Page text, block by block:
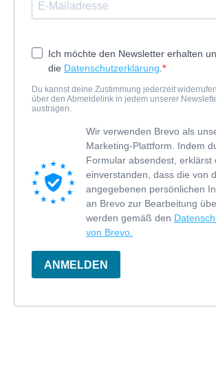
Ich möchte den Newsletter erhalten
die Datenschutzerklärung
Du kannst deine Zustimmung jederzeit
über den Abmeldelink in jedem unserer
austragen.
Wir verwenden Brevo als
Marketing-Plattform. Indem
Formular absendest, erklärst
einverstanden, dass die von
angegebenen persönlichen
an Brevo zur Bearbeitung
werden gemäß den
von Brevo.
ANMELDEN